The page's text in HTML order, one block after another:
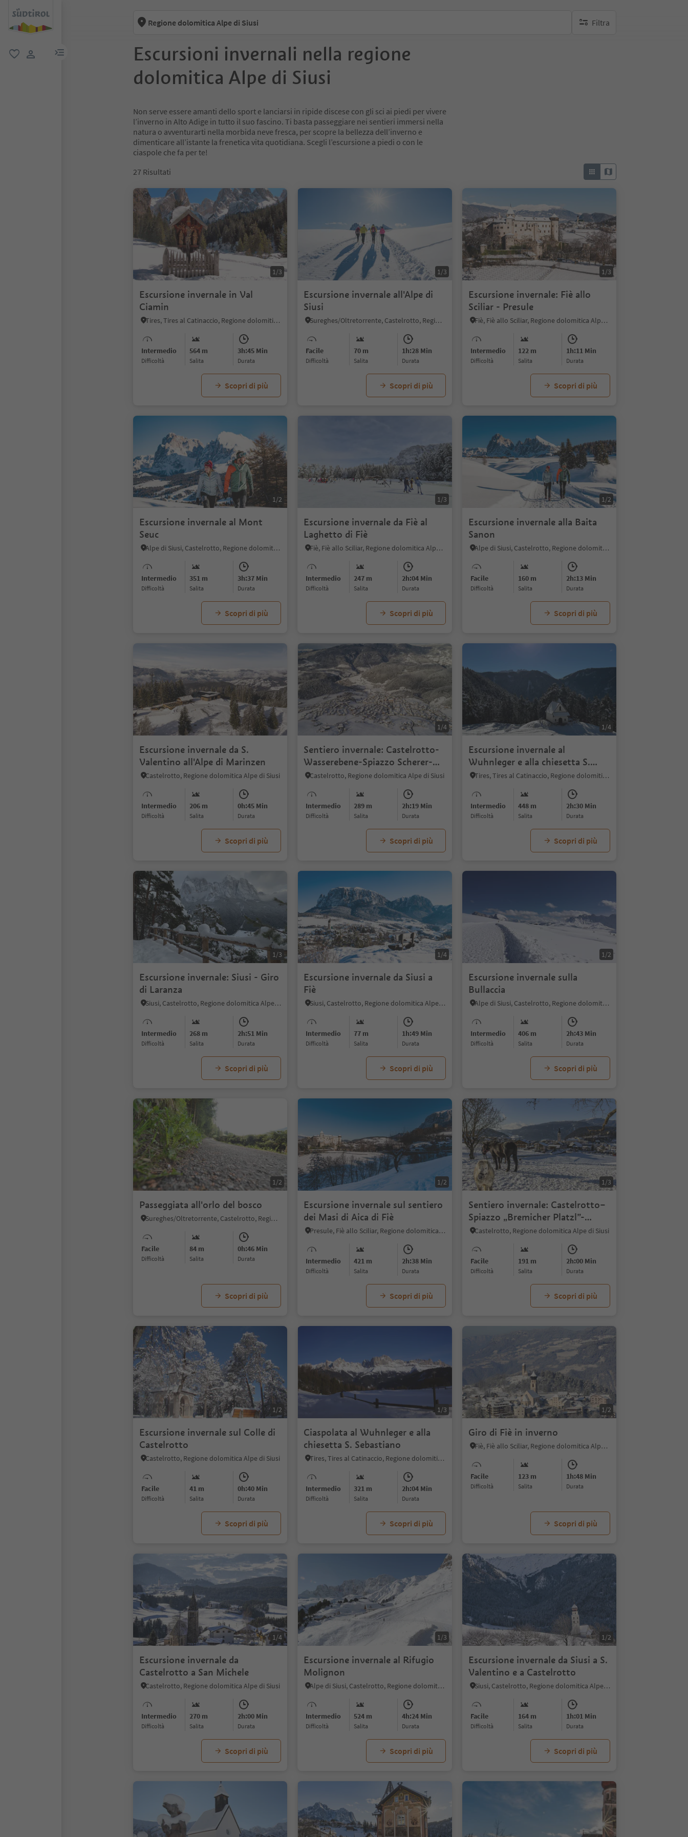
menu link
Regione dolomitica Alpe di Siusi Filtra
nessun filtro attivo
Escursioni invernali nella regione
dolomitica Alpe di Siusi
Non serve essere amanti dello sport e lanciarsi in ripide discese con gli sci ai piedi per vivere
l’inverno in Alto Adige in tutto il suo fascino. Ti basta passeggiare nei sentieri immersi nella
natura o avventurarti nella morbida neve fresca, per scopre la bellezza dell’inverno e
dimenticare all’istante la frenetica vita quotidiana. Scegli l’escursione a piedi o con le
ciaspole che fa per te!
27 Risultati
1/3
Escursione invernale in Val
Ciamin
Tires, Tires al Catinaccio, Regione dolomitica Alpe di Siusi
Intermedio
Difficoltà
564 m
Salita
3h:45 Min
durata
Scopri di più
1/3
Escursione invernale all'Alpe di
Siusi
Sureghes/Oltretorrente, Castelrotto, Regione dolomitica Alpe di Siusi
Facile
Difficoltà
70 m
Salita
1h:28 Min
durata
Scopri di più
1/3
Escursione invernale: Fiè allo
Sciliar - Presule
Fiè, Fiè allo Sciliar, Regione dolomitica Alpe di Siusi
Intermedio
Difficoltà
122 m
Salita
1h:11 Min
durata
Scopri di più
1/2
Escursione invernale al Mont
Seuc
Alpe di Siusi, Castelrotto, Regione dolomitica Alpe di Siusi
Intermedio
Difficoltà
351 m
Salita
3h:37 Min
durata
Scopri di più
1/3
Escursione invernale da Fiè al
Laghetto di Fiè
Fiè, Fiè allo Sciliar, Regione dolomitica Alpe di Siusi
Intermedio
Difficoltà
247 m
Salita
2h:04 Min
durata
Scopri di più
1/2
Escursione invernale alla Baita
Sanon
Alpe di Siusi, Castelrotto, Regione dolomitica Alpe di Siusi
Facile
Difficoltà
160 m
Salita
2h:13 Min
durata
Scopri di più
Escursione invernale da S.
Valentino all'Alpe di Marinzen
Castelrotto, Regione dolomitica Alpe di Siusi
Intermedio
Difficoltà
206 m
Salita
0h:45 Min
durata
Scopri di più
1/4
Sentiero invernale: Castelrotto-
Wasserebene-Spiazzo Scherer-
Castelrotto
Castelrotto, Regione dolomitica Alpe di Siusi
Intermedio
Difficoltà
289 m
Salita
2h:19 Min
durata
Scopri di più
1/4
Escursione invernale al
Wuhnleger e alla chiesetta S.
Sebastiano
Tires, Tires al Catinaccio, Regione dolomitica Alpe di Siusi
Intermedio
Difficoltà
448 m
Salita
2h:30 Min
durata
Scopri di più
1/3
Escursione invernale: Siusi - Giro
di Laranza
Siusi, Castelrotto, Regione dolomitica Alpe di Siusi
Intermedio
Difficoltà
268 m
Salita
2h:51 Min
durata
Scopri di più
1/4
Escursione invernale da Siusi a
Fiè
Siusi, Castelrotto, Regione dolomitica Alpe di Siusi
Intermedio
Difficoltà
77 m
Salita
1h:49 Min
durata
Scopri di più
1/2
Escursione invernale sulla
Bullaccia
Alpe di Siusi, Castelrotto, Regione dolomitica Alpe di Siusi
Intermedio
Difficoltà
406 m
Salita
2h:43 Min
durata
Scopri di più
1/2
Passeggiata all'orlo del bosco
Sureghes/Oltretorrente, Castelrotto, Regione dolomitica Alpe di Siusi
Facile
Difficoltà
84 m
Salita
0h:46 Min
durata
Scopri di più
1/2
Escursione invernale sul sentiero
dei Masi di Aica di Fiè
Presule, Fiè allo Sciliar, Regione dolomitica Alpe di Siusi
Intermedio
Difficoltà
421 m
Salita
2h:38 Min
durata
Scopri di più
1/3
Sentiero invernale: Castelrotto–
Spiazzo „Bremicher Platzl”-
Tiosels-Kastelruth
Castelrotto, Regione dolomitica Alpe di Siusi
Facile
Difficoltà
191 m
Salita
2h:00 Min
durata
Scopri di più
1/2
Escursione invernale sul Colle di
Castelrotto
Castelrotto, Regione dolomitica Alpe di Siusi
Facile
Difficoltà
41 m
Salita
0h:40 Min
durata
Scopri di più
1/3
Ciaspolata al Wuhnleger e alla
chiesetta S. Sebastiano
Tires, Tires al Catinaccio, Regione dolomitica Alpe di Siusi
Intermedio
Difficoltà
321 m
Salita
2h:04 Min
durata
Scopri di più
1/2
Giro di Fiè in inverno
Fiè, Fiè allo Sciliar, Regione dolomitica Alpe di Siusi
Facile
Difficoltà
123 m
Salita
1h:48 Min
durata
Scopri di più
1/4
Escursione invernale da
Castelrotto a San Michele
Castelrotto, Regione dolomitica Alpe di Siusi
Intermedio
Difficoltà
270 m
Salita
2h:00 Min
durata
Scopri di più
1/3
Escursione invernale al Rifugio
Molignon
Alpe di Siusi, Castelrotto, Regione dolomitica Alpe di Siusi
Intermedio
Difficoltà
524 m
Salita
4h:24 Min
durata
Scopri di più
1/2
Escursione invernale da Siusi a S.
Valentino e a Castelrotto
Siusi, Castelrotto, Regione dolomitica Alpe di Siusi
Facile
Difficoltà
164 m
Salita
1h:01 Min
durata
Scopri di più